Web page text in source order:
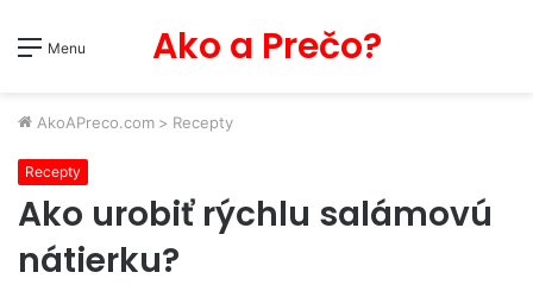
Menu Ako a Prečo?
AkoAPreco.com > Recepty
Recepty
Ako urobiť rýchlu salámovú
nátierku?